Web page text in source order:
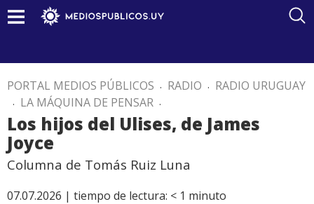
PORTAL MEDIOS PÚBLICOS . RADIO . RADIO URUGUAY
. LA MÁQUINA DE PENSAR .
Los hijos del Ulises, de James
Joyce
Columna de Tomás Ruiz Luna
07.07.2026 | tiempo de lectura: < 1 minuto